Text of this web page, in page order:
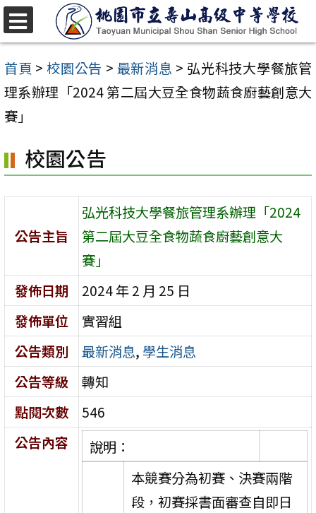
跳
至
主
要
內
區
首頁 > 校園公告 > 最新消息 > 弘光科技大學餐旅管
理系辦理「2024 第二屆大豆全食物蔬食廚藝創意大
賽」
校園公告
公告主旨
弘光科技大學餐旅管理系辦理「2024
第二屆大豆全食物蔬食廚藝創意大
賽」
發佈日期
2024 年 2 月 25 日
發佈單位
實習組
公告類別
最新消息, 學生消息
公告等級
轉知
點閱次數
546
公告內容
說明：
本競賽分為初賽、決賽兩階
段，初賽採書面審查自即日
選
單